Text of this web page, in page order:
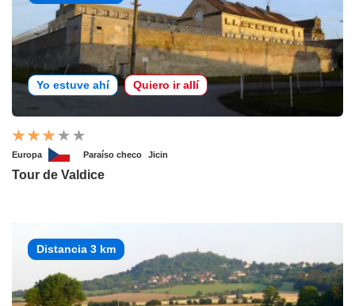
Yo estuve ahí Quiero ir allí
Europa Paraíso checo Jicin
Tour de Valdice
Distancia 3 km